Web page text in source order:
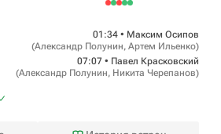
01:34 • Максим Осипов
(Александр Полунин, Артем Ильенко)
07:07 • Павел Красковский
(Александр Полунин, Никита Черепанов)